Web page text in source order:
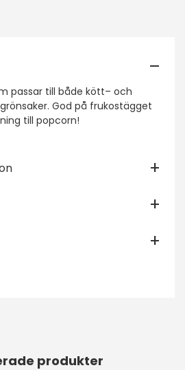
passar till både kött– och
God på frukostägget
till popcorn!
produkter